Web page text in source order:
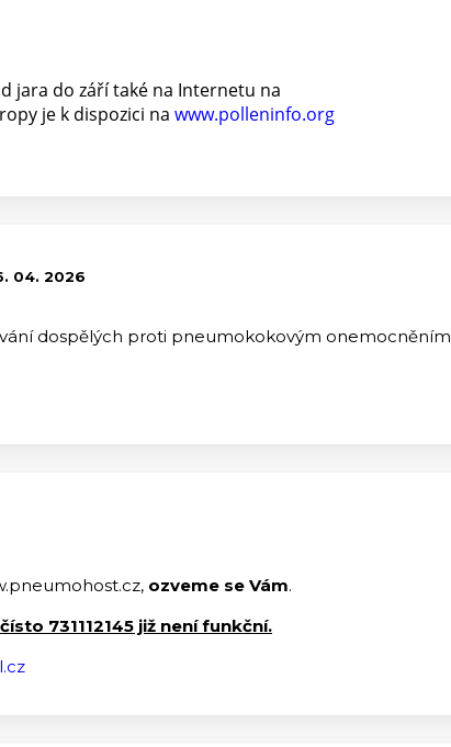
jara do září také na Internetu na
je k dispozici na www.polleninfo.org
04. 2026
dospělých proti pneumokokovým onemocněním
ozveme se Vám.
731112145 již není funkční.